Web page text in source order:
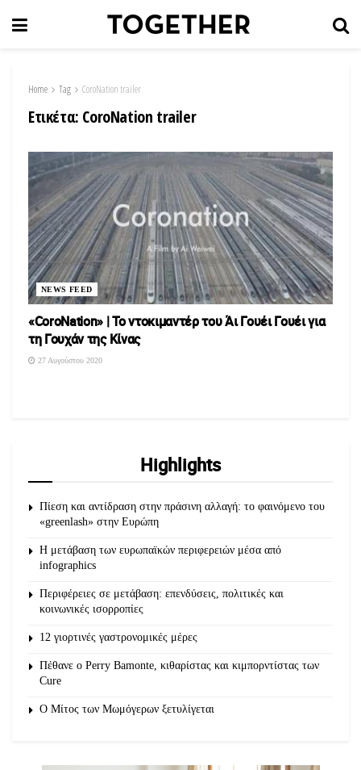
Home Tag CoroNation trailer
Ετικέτα: CoroNation trailer
NEWS FEED
«CoroNation» | Το ντοκιμαντέρ του Άι Γουέι Γουέι για
τη Γουχάν της Κίνας
27 Αυγούστου 2020
Highlights
Πίεση και αντίδραση στην πράσινη αλλαγή: το φαινόμενο του
«greenlash» στην Ευρώπη
Η μετάβαση των ευρωπαϊκών περιφερειών μέσα από
infographics
Περιφέρειες σε μετάβαση: επενδύσεις, πολιτικές και
κοινωνικές ισορροπίες
12 γιορτινές γαστρονομικές μέρες
Πέθανε ο Perry Bamonte, κιθαρίστας και κιμπορντίστας των
Cure
O Μίτος των Μωμόγερων ξετυλίγεται